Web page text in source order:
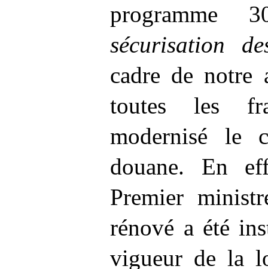
programme
sécurisation
cadre de notre
toutes les
modernisé le
douane. En
Premier
rénové a été
vigueur de la